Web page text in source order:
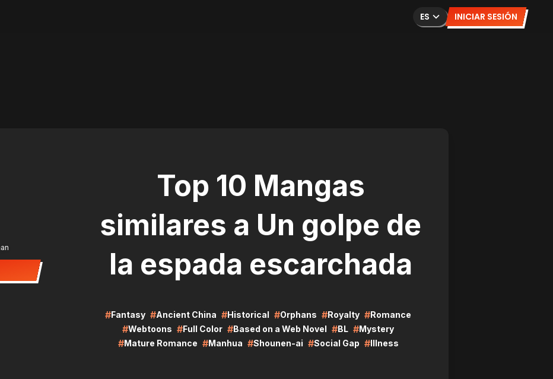
ES INICIAR SESIÓN
Top 10 Mangas
similares a Un golpe de
la espada escarchada
#Fantasy #Ancient China #Historical #Orphans #Royalty #Romance
#Webtoons #Full Color #Based on a Web Novel #BL #Mystery
#Mature Romance #Manhua #Shounen-ai #Social Gap #Illness